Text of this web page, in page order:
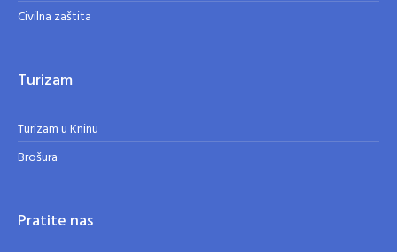
Civilna zaštita
Turizam
Turizam u Kninu
Brošura
Pratite nas